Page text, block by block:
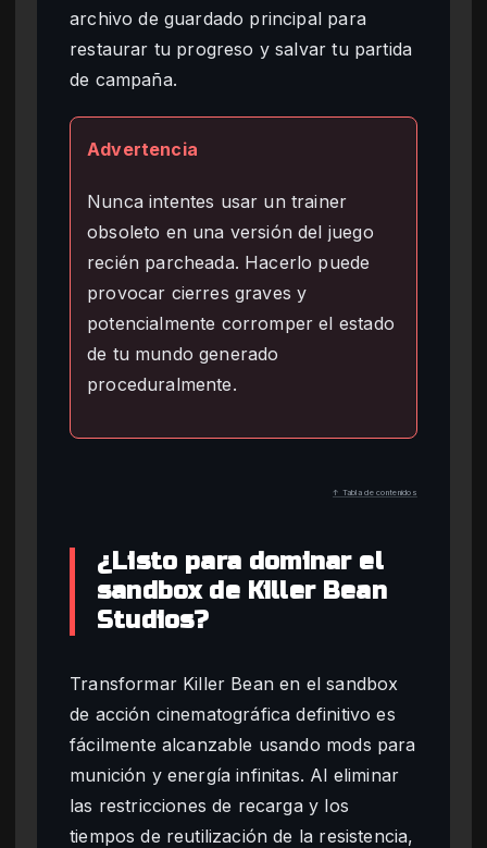
archivo de guardado principal para
restaurar tu progreso y salvar tu partida
de campaña.
Advertencia
Nunca intentes usar un trainer
obsoleto en una versión del juego
recién parcheada. Hacerlo puede
provocar cierres graves y
potencialmente corromper el estado
de tu mundo generado
proceduralmente.
↑ Tabla de contenidos
¿Listo para dominar el
sandbox de Killer Bean
Studios?
Transformar Killer Bean en el sandbox
de acción cinematográfica definitivo es
fácilmente alcanzable usando mods para
munición y energía infinitas. Al eliminar
las restricciones de recarga y los
tiempos de reutilización de la resistencia,